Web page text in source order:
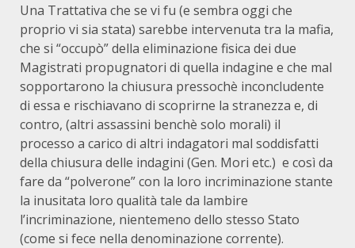
Una Trattativa che se vi fu (e sembra oggi che
proprio vi sia stata) sarebbe intervenuta tra la mafia,
che si “occupò” della eliminazione fisica dei due
Magistrati propugnatori di quella indagine e che mal
sopportarono la chiusura pressochè inconcludente
di essa e rischiavano di scoprirne la stranezza e, di
contro, (altri assassini benchè solo morali) il
processo a carico di altri indagatori mal soddisfatti
della chiusura delle indagini (Gen. Mori etc.) e così da
fare da “polverone” con la loro incriminazione stante
la inusitata loro qualità tale da lambire
l’incriminazione, nientemeno dello stesso Stato
(come si fece nella denominazione corrente).